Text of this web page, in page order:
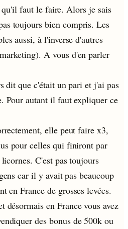
faut le faire. Alors je sais
toujours bien compris. Les
aussi, à l'inverse d'autres
A vous d'en parler
dit que c'était un pari et j'ai pas
Pour autant il faut expliquer ce
elle peut faire x3,
pour celles qui finiront par
C'est pas toujours
car il y avait pas beaucoup
en France de grosses levées.
désormais en France vous avez
des bonus de 500k ou